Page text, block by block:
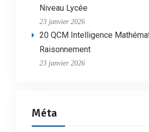
Niveau Lycée
23 janvier 2026
20 QCM Intelligence
Raisonnement
23 janvier 2026
Méta